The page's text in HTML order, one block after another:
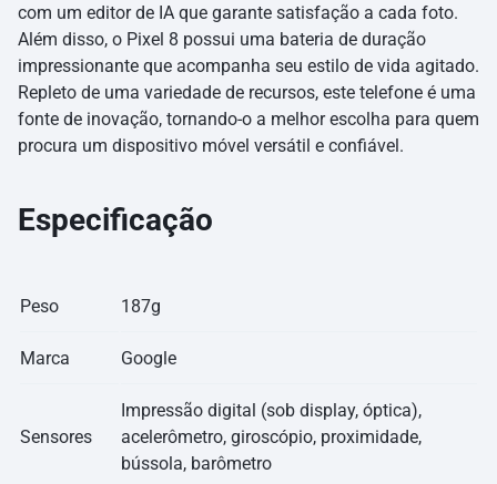
com um editor de IA que garante satisfação a cada foto.
Além disso, o Pixel 8 possui uma bateria de duração
impressionante que acompanha seu estilo de vida agitado.
Repleto de uma variedade de recursos, este telefone é uma
fonte de inovação, tornando-o a melhor escolha para quem
procura um dispositivo móvel versátil e confiável.
Especificação
Peso 187g
Marca Google
Sensores
Impressão digital (sob display, óptica),
acelerômetro, giroscópio, proximidade,
bússola, barômetro